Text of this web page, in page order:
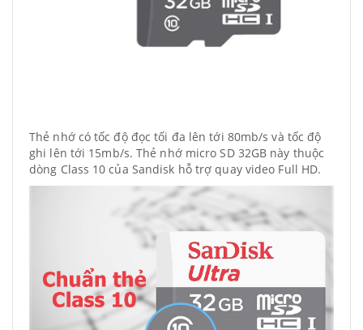
Thẻ nhớ có tốc độ đọc tối đa lên tới 80mb/s và tốc độ
ghi lên tới 15mb/s. Thẻ nhớ micro SD 32GB này thuộc
dòng Class 10 của Sandisk hỗ trợ quay video Full HD.